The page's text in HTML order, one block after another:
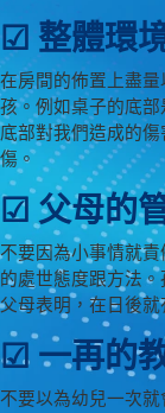
☑ 整體環
在房間的佈置上盡
孩。例如桌子的底
底部對我們造成的
傷。
☑ 父母的
不要因為小事情就
的處世態度跟方法
父母表明，在日後
☑ 一再的
不要以為幼兒一次